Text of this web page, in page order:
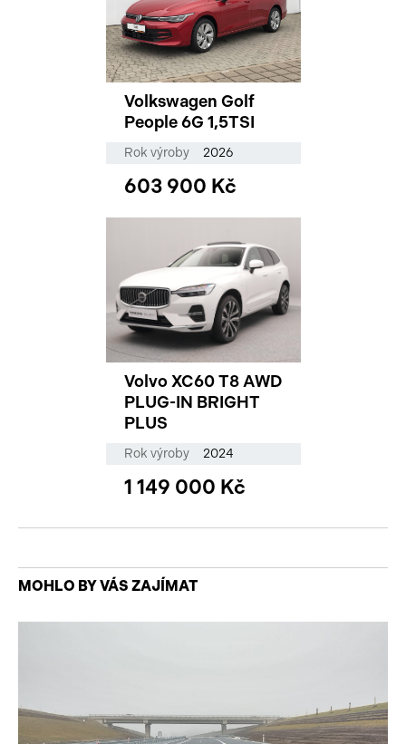
Volkswagen Golf
People 6G 1,5TSI
Rok výroby 2026
603 900 Kč
Volvo XC60 T8 AWD
PLUG-IN BRIGHT
PLUS
Rok výroby 2024
1 149 000 Kč
MOHLO BY VÁS ZAJÍMAT